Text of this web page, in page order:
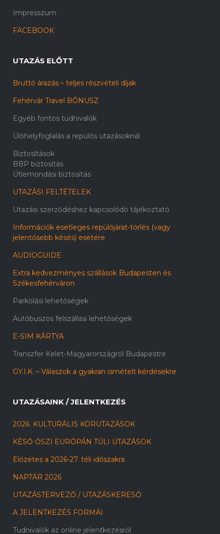
Impresszum
FACEBOOK
UTAZÁS ELŐTT
Bruttó árazás – teljes részvételi díjak
Fehérvár Travel BÓNUSZ
Egyéb fontos tudnivalók
Ülőhelyfoglalás a repülős utazásoknál
Biztosítások
BBP biztosítás
Útlemondási biztosítás
UTAZÁSI FELTÉTELEK
Utazási szerződéshez kapcsolódó tájékoztató
Információk esetleges repülőjárat-törlés (vagy
jelentősebb késés) esetére
AUDIOGUIDE
Extra kedvezményes szállások Budapesten és
Székesfehérváron
Parkolási lehetőségek
Autóbuszos felszállási lehetőségek
E-SIM KÁRTYA
Transzfer Kelet-Magyarországról Budapestre
GY.I.K. – Válaszok a gyakran ismételt kérdésekre
UTAZÁSAINK / JELENTKEZÉS
2026. KULTURÁLIS KÖRUTAZÁSOK
KÉSŐ ŐSZI EURÓPÁN TÚLI UTAZÁSOK
Előzetes a 2026-27. téli időszakra
NAPTÁR 2026
UTAZÁSTERVEZŐ / UTAZÁSKERESŐ
A JELENTKEZÉS FORMÁI
Tudnivalók az online jelentkezésről